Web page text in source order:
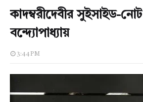
কাদম্বরীদেবীর সুইসাইড-
বন্দ্যোপাধ্যায়
3:44 PM